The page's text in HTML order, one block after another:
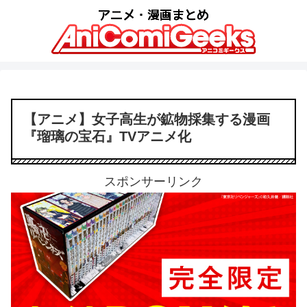
【アニメ】女子高生が鉱物採集する漫画
『瑠璃の宝石』TVアニメ化
スポンサーリンク